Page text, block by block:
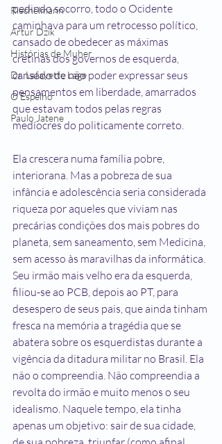
Riechelmann
Artur Dzik
Histórias de Muher
Dr. Lafayette Lage
O Espelho
Paulo Jatene
pedindo socorro, todo o Ocidente
caminhava para um retrocesso político,
cansado de obedecer as máximas
cretinas dos governos de esquerda,
cansado de não poder expressar seus
pensamentos em liberdade, amarrados
que estavam todos pelas regras
medíocres do politicamente correto.
Ela crescera numa família pobre,
interiorana. Mas a pobreza de sua
infância e adolescência seria considerada
riqueza por aqueles que viviam nas
precárias condições dos mais pobres do
planeta, sem saneamento, sem Medicina,
sem acesso às maravilhas da informática.
Seu irmão mais velho era da esquerda,
filiou-se ao PCB, depois ao PT, para
desespero de seus pais, que ainda tinham
fresca na memória a tragédia que se
abatera sobre os esquerdistas durante a
vigência da ditadura militar no Brasil. Ela
não o compreendia. Não compreendia a
revolta do irmão e muito menos o seu
idealismo. Naquele tempo, ela tinha
apenas um objetivo: sair de sua cidade,